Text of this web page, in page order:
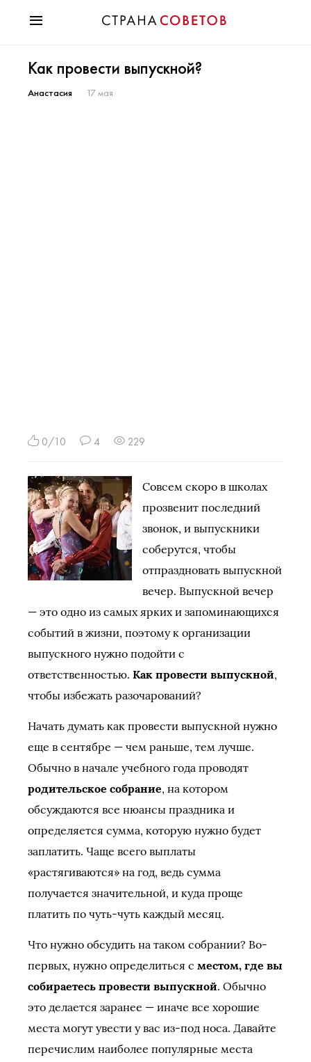
Мода
Звезды
Как провести выпускной?
Анастасия 17 мая
0/10 4 229
Совсем скоро в школах
прозвенит последний
звонок, и выпускники
соберутся, чтобы
отпраздновать выпускной
вечер. Выпускной вечер
— это одно из самых ярких и запоминающихся
событий в жизни, поэтому к организации
выпускного нужно подойти с
ответственностью. Как провести выпускной,
чтобы избежать разочарований?
Начать думать как провести выпускной нужно
еще в сентябре — чем раньше, тем лучше.
Обычно в начале учебного года проводят
родительское собрание, на котором
обсуждаются все нюансы праздника и
определяется сумма, которую нужно будет
заплатить. Чаще всего выплаты
«растягиваются» на год, ведь сумма
получается значительной, и куда проще
платить по чуть-чуть каждый месяц.
Что нужно обсудить на таком собрании? Во-
первых, нужно определиться с местом, где вы
собираетесь провести выпускной. Обычно
это делается заранее — иначе все хорошие
места могут увести у вас из-под носа. Давайте
перечислим наиболее популярные места